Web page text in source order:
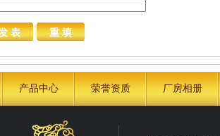
产品中心 荣誉资质 厂房相册